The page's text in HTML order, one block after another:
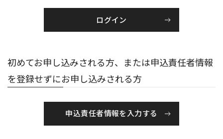
初めてお申し込みされる方、または申込責任者情報
を登録せずにお申し込みされる方
申込責任者情報を入力する